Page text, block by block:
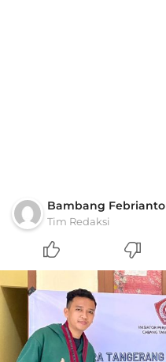
Bambang Febrianto
Tim Redaksi